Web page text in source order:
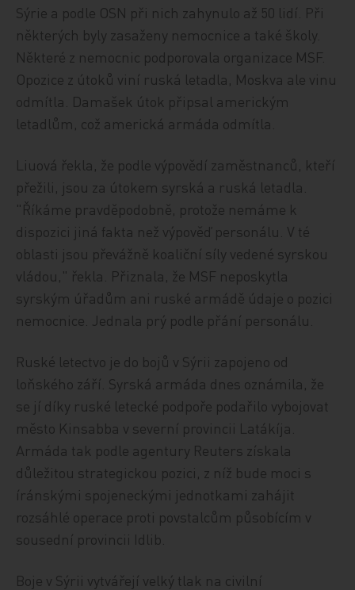
Sýrie a podle OSN při nich zahynulo až 50 lidí. Při
některých byly zasaženy nemocnice a také školy.
Některé z nemocnic podporovala organizace MSF.
Opozice z útoků viní ruská letadla, Moskva ale vinu
odmítla. Damašek útok připsal americkým
letadlům, což americká armáda odmítla.
Liuová řekla, že podle výpovědí zaměstnanců, kteří
přežili, jsou za útokem syrská a ruská letadla.
"Říkáme pravděpodobně, protože nemáme k
dispozici jiná fakta než výpověď personálu. V té
oblasti jsou převážně koaliční síly vedené syrskou
vládou," řekla. Přiznala, že MSF neposkytla
syrským úřadům ani ruské armádě údaje o pozici
nemocnice. Jednala prý podle přání personálu.
Ruské letectvo je do bojů v Sýrii zapojeno od
loňského září. Syrská armáda dnes oznámila, že
se jí díky ruské letecké podpoře podařilo vybojovat
město Kinsabba v severní provincii Latákíja.
Armáda tak podle agentury Reuters získala
důležitou strategickou pozici, z níž bude moci s
íránskými spojeneckými jednotkami zahájit
rozsáhlé operace proti povstalcům působícím v
sousední provincii Idlib.
Boje v Sýrii vytvářejí velký tlak na civilní